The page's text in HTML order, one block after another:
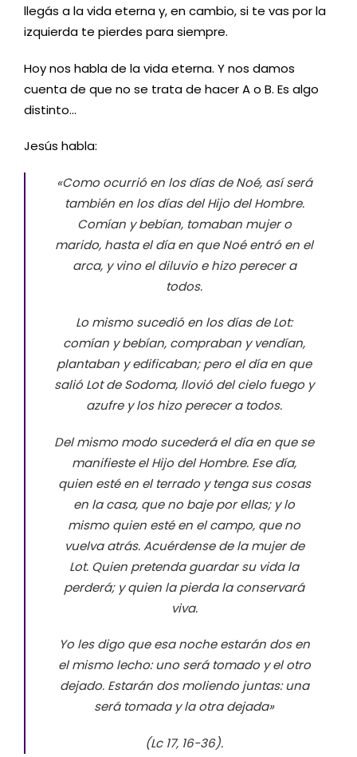
llegás a la vida eterna y, en cambio, si te vas por la
izquierda te pierdes para siempre.
Hoy nos habla de la vida eterna. Y nos damos
cuenta de que no se trata de hacer A o B. Es algo
distinto…
Jesús habla:
«Como ocurrió en los días de Noé, así será
también en los días del Hijo del Hombre.
Comían y bebían, tomaban mujer o
marido, hasta el día en que Noé entró en el
arca, y vino el diluvio e hizo perecer a
todos.
Lo mismo sucedió en los días de Lot:
comían y bebían, compraban y vendían,
plantaban y edificaban; pero el día en que
salió Lot de Sodoma, llovió del cielo fuego y
azufre y los hizo perecer a todos.
Del mismo modo sucederá el día en que se
manifieste el Hijo del Hombre. Ese día,
quien esté en el terrado y tenga sus cosas
en la casa, que no baje por ellas; y lo
mismo quien esté en el campo, que no
vuelva atrás. Acuérdense de la mujer de
Lot. Quien pretenda guardar su vida la
perderá; y quien la pierda la conservará
viva.
Yo les digo que esa noche estarán dos en
el mismo lecho: uno será tomado y el otro
dejado. Estarán dos moliendo juntas: una
será tomada y la otra dejada»
(Lc 17, 16-36).